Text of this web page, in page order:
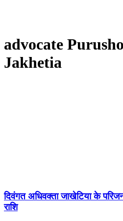
advocate
Jakhetia
दिवंगत अधिवक्ता जाखेटिया के
राशि